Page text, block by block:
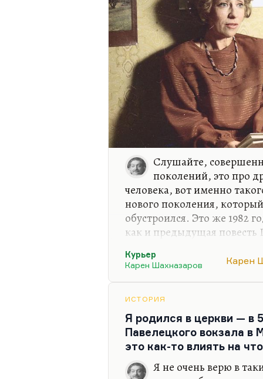
Слушайте,
поколений, это про
человека, вот именно
нового поколения,
обустроился. Это же 1982
как и предыдущая
судя по его сценариям в
как и «Молодые
человеку, совсем
людей, совершенно не
ему делать с этой Катей, в
Курьер
Карен Шахназаров
Карен
ИСТОРИЯ
Я родился в церкви — в
Павелецкого вокзала
это как-то влиять на
Я не очень верю в